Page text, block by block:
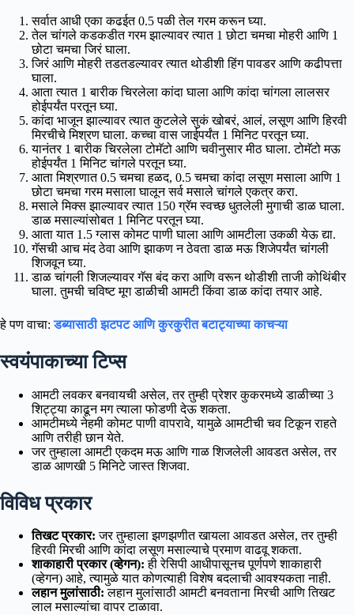
सर्वात आधी एका कढईत 0.5 पळी तेल गरम करून घ्या.
तेल चांगले कडकडीत गरम झाल्यावर त्यात 1 छोटा चमचा मोहरी आणि 1
छोटा चमचा जिरं घाला.
जिरं आणि मोहरी तडतडल्यावर त्यात थोडीशी हिंग पावडर आणि कढीपत्ता
घाला.
आता त्यात 1 बारीक चिरलेला कांदा घाला आणि कांदा चांगला लालसर
होईपर्यंत परतून घ्या.
कांदा भाजून झाल्यावर त्यात कुटलेले सुकं खोबरं, आलं, लसूण आणि हिरवी
मिरचीचे मिश्रण घाला. कच्चा वास जाईपर्यंत 1 मिनिट परतून घ्या.
यानंतर 1 बारीक चिरलेला टोमॅटो आणि चवीनुसार मीठ घाला. टोमॅटो मऊ
होईपर्यंत 1 मिनिट चांगले परतून घ्या.
आता मिश्रणात 0.5 चमचा हळद, 0.5 चमचा कांदा लसूण मसाला आणि 1
छोटा चमचा गरम मसाला घालून सर्व मसाले चांगले एकत्र करा.
मसाले मिक्स झाल्यावर त्यात 150 ग्रॅम स्वच्छ धुतलेली मुगाची डाळ घाला.
डाळ मसाल्यांसोबत 1 मिनिट परतून घ्या.
आता यात 1.5 ग्लास कोमट पाणी घाला आणि आमटीला उकळी येऊ द्या.
गॅसची आच मंद ठेवा आणि झाकण न ठेवता डाळ मऊ शिजेपर्यंत चांगली
शिजवून घ्या.
डाळ चांगली शिजल्यावर गॅस बंद करा आणि वरून थोडीशी ताजी कोथिंबीर
घाला. तुमची चविष्ट मूग डाळीची आमटी किंवा डाळ कांदा तयार आहे.
हे पण वाचा:डब्यासाठी झटपट आणि कुरकुरीत बटाट्याच्या काचऱ्या
स्वयंपाकाच्या टिप्स
आमटी लवकर बनवायची असेल, तर तुम्ही प्रेशर कुकरमध्ये डाळीच्या 3
शिट्ट्या काढून मग त्याला फोडणी देऊ शकता.
आमटीमध्ये नेहमी कोमट पाणी वापरावे, यामुळे आमटीची चव टिकून राहते
आणि तरीही छान येते.
जर तुम्हाला आमटी एकदम मऊ आणि गाळ शिजलेली आवडत असेल, तर
डाळ आणखी 5 मिनिटे जास्त शिजवा.
विविध प्रकार
तिखट प्रकार: जर तुम्हाला झणझणीत खायला आवडत असेल, तर तुम्ही
हिरवी मिरची आणि कांदा लसूण मसाल्याचे प्रमाण वाढवू शकता.
शाकाहारी प्रकार (व्हेगन): ही रेसिपी आधीपासूनच पूर्णपणे शाकाहारी
(व्हेगन) आहे, त्यामुळे यात कोणत्याही विशेष बदलाची आवश्यकता नाही.
लहान मुलांसाठी: लहान मुलांसाठी आमटी बनवताना मिरची आणि तिखट
लाल मसाल्यांचा वापर टाळावा.